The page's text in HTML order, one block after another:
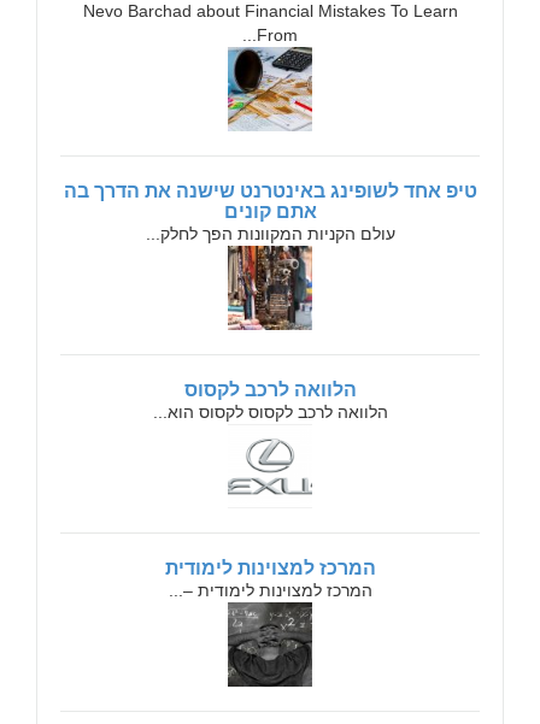
Nevo Barchad about Financial Mistakes To Learn
From...
טיפ אחד לשופינג באינטרנט שישנה את הדרך בה
אתם קונים
עולם הקניות המקוונות הפך לחלק...
הלוואה לרכב לקסוס
הלוואה לרכב לקסוס לקסוס הוא...
המרכז למצוינות לימודית
המרכז למצוינות לימודית –...